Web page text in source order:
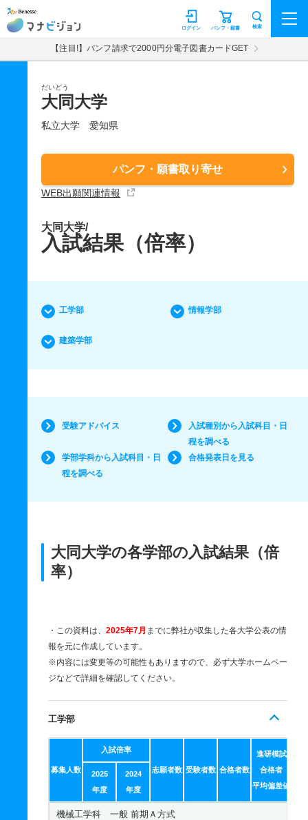
マナビジョン パンフ・願書
ログイン 検索
【注目!】パンフ請求で2000円分電子図書カードGET
だいどう
大同大学
私立大学 愛知県
パンフ・願書取り寄せ
WEB出願関連情報
大同大学/
入試結果（倍率）
工学部 情報学部
建築学部
受験アドバイス
入試種別から入試科目・日
程を調べる
学部学科から入試科目・日
程を調べる
合格発表日を見る
大同大学の各学部の入試結果（倍
率）
・この資料は、 2025年7月 までに弊社が収集した各大学公表の情
報を元に作成しています。
※内容には変更等の可能性もありますので、必ず大学ホームペー
ジなどで詳細を確認してください。
工学部
募集人数
入試倍率
志願者数 受験者数 合格者数
進研模試
合格者
平均偏差値
2025
年度
2024
年度
機械工学科 一般 前期Ａ方式